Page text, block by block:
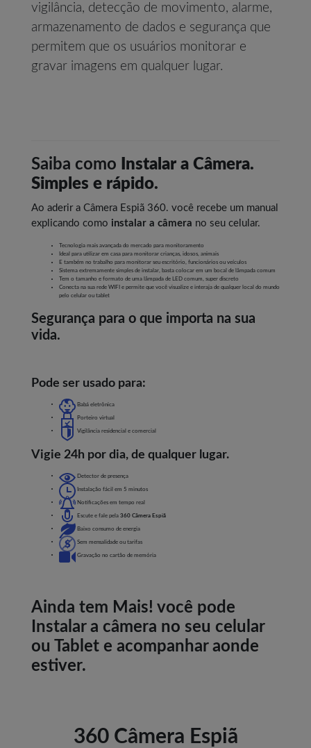
vigilância, detecção de movimento, alarme,
armazenamento de dados e segurança que
permitem que os usuários monitorar e
gravar imagens em qualquer lugar.
Saiba como Instalar a Câmera.
Simples e rápido.
Ao aderir a Câmera Espiã 360. você recebe um manual
explicando como instalar a câmera no seu celular.
Tecnologia mais avançada do mercado para monitoramento
Ideal para utilizar em casa para monitorar crianças, idosos, animais
E também no trabalho para monitorar seu escritório, funcionários ou veículos
Sistema extremamente simples de instalar, basta colocar em um bocal de lâmpada comum
Tem o tamanho e formato de uma lâmpada de LED comum, super discreto
Conecta na sua rede WIFI e permite que você visualize e interaja de qualquer local do mundo
pelo celular ou tablet
Segurança para o que importa na sua
vida.
Pode ser usado para:
Babá eletrônica
Porteiro virtual
Vigilância residencial e comercial
Vigie 24h por dia, de qualquer lugar.
Detector de presença
Instalação fácil em 5 minutos
Notificações em tempo real
Escute e fale pela 360 Câmera Espiã
Baixo consumo de energia
Sem mensalidade ou tarifas
Gravação no cartão de memória
Ainda tem Mais! você pode
Instalar a câmera no seu celular
ou Tablet e acompanhar aonde
estiver.
360 Câmera Espiã